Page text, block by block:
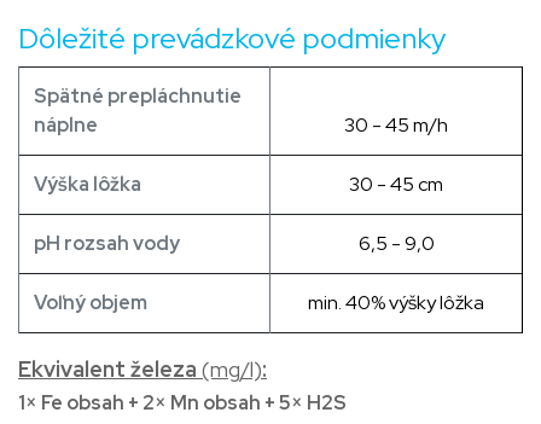
​ ​ Dôležité prevádzkové podmienky
Spätné​ prepláchnutie
náplne
30 - 45 m/h
Výška lôžka 30 - 45 cm
pH rozsah vody 6,5 - 9,0
Voľný objem min. 40% výšky lôžka
Ekvivalent železa (mg/l):
1× Fe obsah + 2× Mn obsah +5× H2S